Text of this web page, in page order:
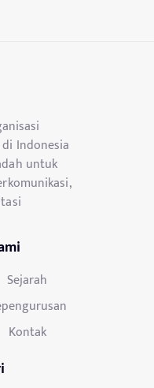
Indonesia
untuk
Sejarah
Kontak